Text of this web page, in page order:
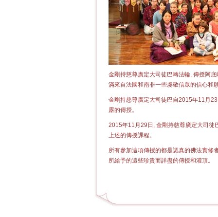
金剛持慈尊廣定大司徒巴轉法輪, 傳授阿
滿來自法國和南非一些虔敬信眾的信心和
金剛持慈尊廣定大司徒巴自2015年11月
露的傳授。
2015年11月29日, 金剛持慈尊廣定大司徒
上述的傳授課程。
所有參加這項傳授的都是認真的佛法實修
所給予的這些珍貴而詳盡的傳授和灌頂。